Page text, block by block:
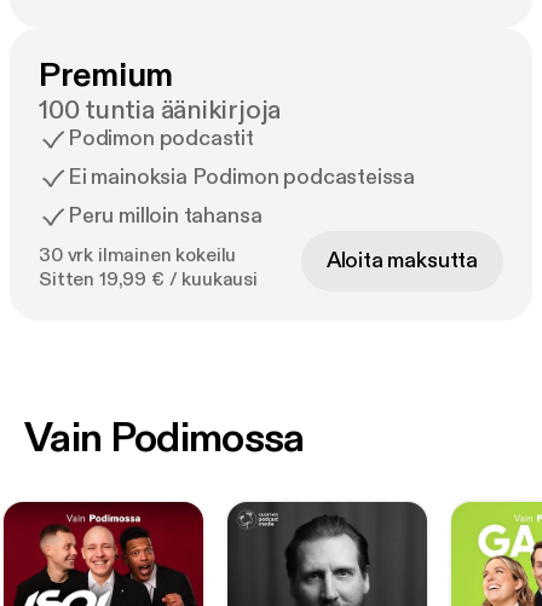
Premium
100 tuntia äänikirjoja
Podimon podcastit
Ei mainoksia Podimon podcasteissa
Peru milloin tahansa
30 vrk ilmainen kokeilu
Sitten 19,99 € / kuukausi
Aloita maksutta
Vain Podimossa